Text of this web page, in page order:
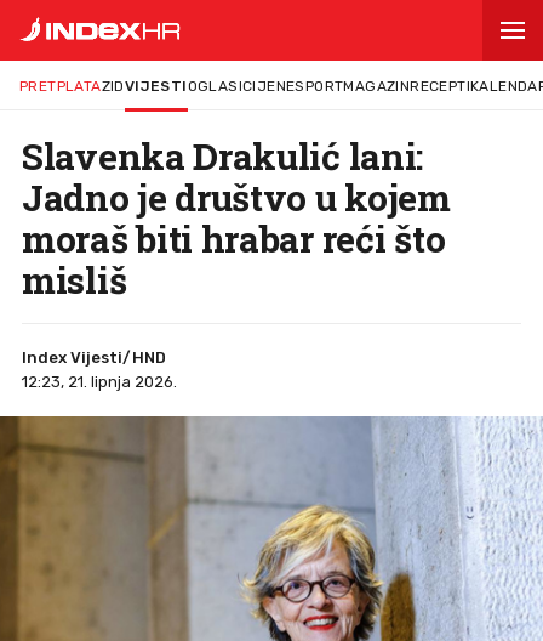
PRETPLATAZIDVIJESTIOGLASICIJENESPORTMAGAZINRECEPTI
Slavenka Drakulić lani:
Jadno je društvo u kojem
moraš biti hrabar reći što
misliš
Index Vijesti/HND
12:23, 21. lipnja 2026.